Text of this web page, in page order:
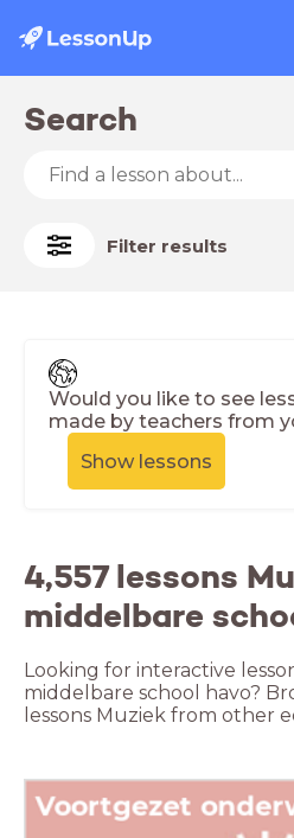
Search
Filter results
Would you like to see
made by teachers from
Show lessons
4,557 lessons
middelbare
Looking for interactive
middelbare school havo?
lessons Muziek from other